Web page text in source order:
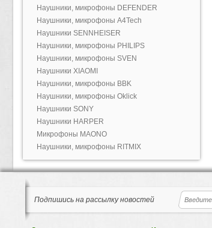
Наушники, микрофоны DEFENDER
Наушники, микрофоны A4Tech
Наушники SENNHEISER
Наушники, микрофоны PHILIPS
Наушники, микрофоны SVEN
Наушники XIAOMI
Наушники, микрофоны BBK
Наушники, микрофоны Oklick
Наушники SONY
Наушники HARPER
Микрофоны MAONO
Наушники, микрофоны RITMIX
Подпишись на рассылку новостей